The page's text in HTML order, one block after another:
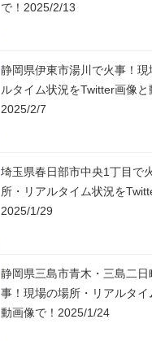
で！2025/2/13
静岡県伊東市湯川で火事！現
ルタイム状況をTwitter画像と
2025/2/7
埼玉県春日部市中央1丁目で
所・リアルタイム状況を
2025/1/29
静岡県三島市青木・三島二日
事！現場の場所・リアルタ
動画像で！2025/1/24